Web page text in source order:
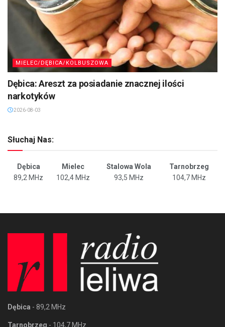
MIELEC/DĘBICA/KOLBUSZOWA
Dębica: Areszt za posiadanie znacznej ilości
narkotyków
2026-08-03
Słuchaj Nas:
Dębica Mielec Stalowa Wola
Tarnobrzeg
89,2 MHz
102,4 MHz 93,5 MHz 104,7 MHz
Dębica - 89,2 MHz
Tarnobrzeg - 104,7 MHz